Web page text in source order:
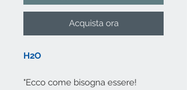
Acquista ora
H2O
"Ecco come bisogna essere!